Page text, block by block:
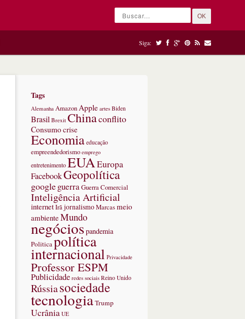
OK
Siga:
antiamericanismo
Tags
Alemanha Amazon Apple artes Biden
Brasil Brexit Chinaconflito
Consumocrise
Economia educação
empreendedorismo emprego
entretenimentoEUAEuropa
FacebookGeopolítica
googleguerraGuerra Comercial
Inteligência Artificial
internetIrãjornalismoMarcasmeio
ambienteMundo
negóciospandemia
Politicapolítica
internacional Privacidade
Professor ESPM
Publicidade redes sociais Reino Unido
Rússiasociedade
tecnologiaTrump
Ucrânia UE